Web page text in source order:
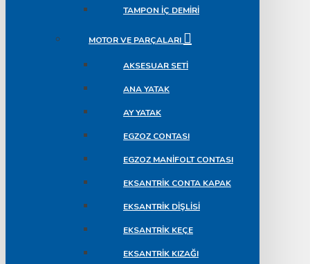
TAMPON İÇ DEMIRI
MOTOR VE PARÇALARI
AKSESUAR SETI
ANA YATAK
AY YATAK
EGZOZ CONTASI
EGZOZ MANIFOLT CONTASI
EKSANTRIK CONTA KAPAK
EKSANTRIK DIŞLISI
EKSANTRIK KEÇE
EKSANTRIK KIZAĞI